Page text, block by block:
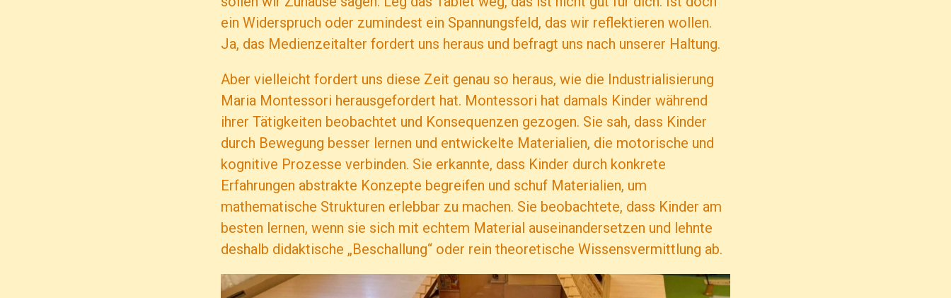
ein Widerspruch oder zumindest ein Spannungsfeld, das wir reflektieren wollen.
Ja, das Medienzeitalter fordert uns heraus und befragt uns nach unserer Haltung.
Aber vielleicht fordert uns diese Zeit genau so heraus, wie die Industrialisierung
Maria Montessori herausgefordert hat. Montessori hat damals Kinder während
ihrer Tätigkeiten beobachtet und Konsequenzen gezogen. Sie sah, dass Kinder
durch Bewegung besser lernen und entwickelte Materialien, die motorische und
kognitive Prozesse verbinden. Sie erkannte, dass Kinder durch konkrete
Erfahrungen abstrakte Konzepte begreifen und schuf Materialien, um
mathematische Strukturen erlebbar zu machen. Sie beobachtete, dass Kinder am
besten lernen, wenn sie sich mit echtem Material auseinandersetzen und lehnte
deshalb didaktische „Beschallung“ oder rein theoretische Wissensvermittlung ab.